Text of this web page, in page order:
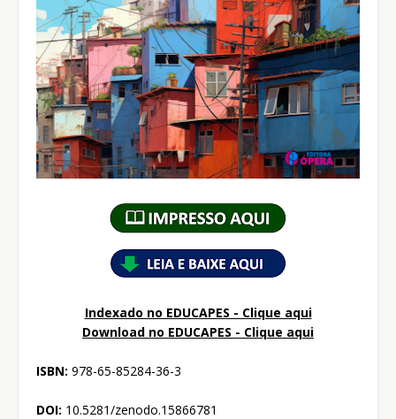
Indexado no EDUCAPES - Clique aqui
Download no EDUCAPES - Clique aqui
ISBN: 978-65-85284-36-3
DOI: 10.5281/zenodo.15866781